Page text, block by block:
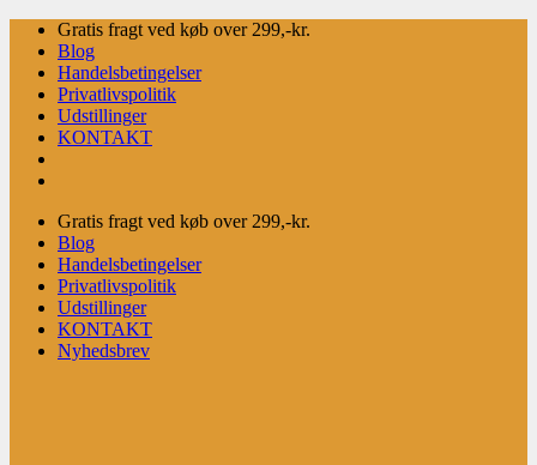
Fortsæt
indhold
Gratis fragt ved køb over 299,-kr.
Blog
Handelsbetingelser
Privatlivspolitik
Udstillinger
KONTAKT
Gratis fragt ved køb over 299,-kr.
Blog
Handelsbetingelser
Privatlivspolitik
Udstillinger
KONTAKT
Nyhedsbrev